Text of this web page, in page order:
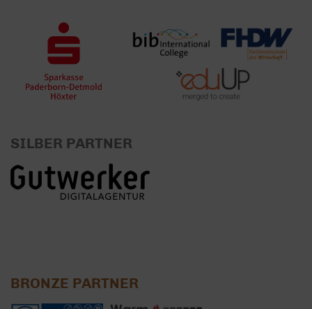
SILBER PARTNER
BRONZE PARTNER